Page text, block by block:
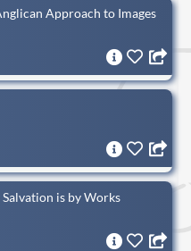
Approach to Images
is by Works